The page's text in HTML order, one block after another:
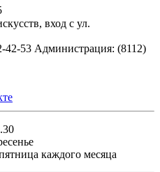
вход с ул.
42-53 Администрация: (8112)
каждого месяца